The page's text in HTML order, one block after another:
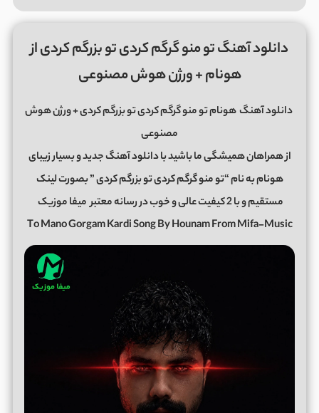
دانلود آهنگ تو منو گرگم کردی تو بزرگم کردی از
هونام + ورژن هوش مصنوعی
دانلود آهنگهونام تو منو گرگم کردی تو بزرگم کردی + ورژن هوش
مصنوعی
از همراهان همیشگی ما باشید با دانلود آهنگ جدید و بسیار زیبای
هونام به نام “تو منو گرگم کردی تو بزرگم کردی ” بصورت لینک
مستقیم و با 2 کیفیت عالی و خوب در رسانه معتبر
میفا موزیک
To Mano Gorgam Kardi Song By Hounam From Mifa-Music